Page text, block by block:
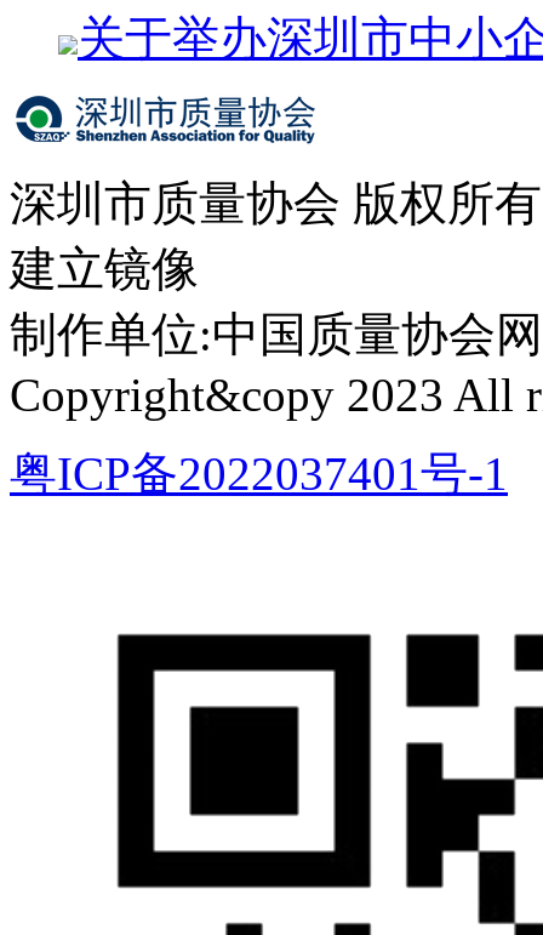
关于举办深圳市中小
深圳市质量协会 版权所
建立镜像
制作单位:中国质量协会
Copyright&copy 2023 All
粤ICP备2022037401号-1